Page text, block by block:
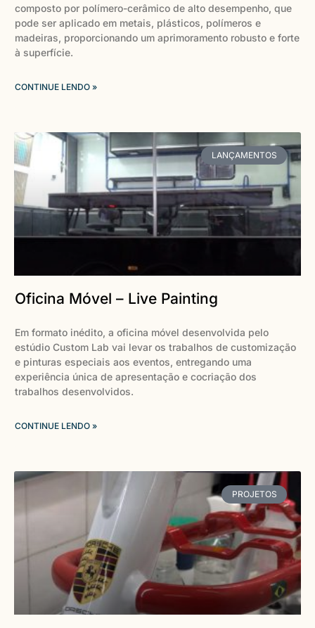
composto por polímero-cerâmico de alto desempenho, que
pode ser aplicado em metais, plásticos, polímeros e
madeiras, proporcionando um aprimoramento robusto e forte
à superfície.
CONTINUE LENDO »
LANÇAMENTOS
Oficina Móvel – Live Painting
Em formato inédito, a oficina móvel desenvolvida pelo
estúdio Custom Lab vai levar os trabalhos de customização
e pinturas especiais aos eventos, entregando uma
experiência única de apresentação e cocriação dos
trabalhos desenvolvidos.
CONTINUE LENDO »
PROJETOS